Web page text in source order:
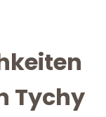
Tychy